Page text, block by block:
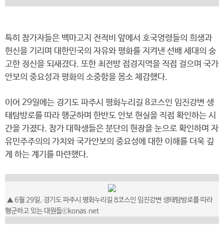
특히 참가자들은 백마고지 전적비 앞에서 호국영령들의 희생과
헌신을 기리며 대한민국의 자유와 평화를 지켜낸 선배 세대의 숭
고한 정신을 되새겼다. 또한 최전방 접경지역을 직접 걸으며 국가
안보의 중요성과 평화의 소중함을 몸소 체감했다.
이어 29일에는 경기도 파주시 평화누리길 8코스인 임진강변 생
태탐방로를 따라 행군하며 한반도 안보 현실을 직접 확인하는 시
간을 가졌다. 참가 대학생들은 분단의 현장을 눈으로 확인하며 자
유민주주의의 가치와 국가안보의 중요성에 대한 이해를 더욱 깊
게 하는 계기를 마련했다.
▲ 6월 29일, 경기도 파주시 평화누리길 8코스인 임진강변 생태탐방로를 따라
행군하고 있는 대원들ⓒkonas.net